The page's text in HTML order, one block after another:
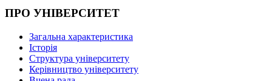
ПРО УНІВЕРСИТЕТ
Загальна характеристика
Історія
Структура університету
Керівництво університету